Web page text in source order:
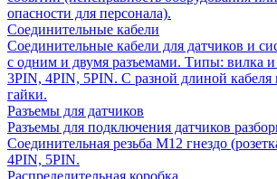
опасности для персонала).
Соединительные кабели
Соединительные кабели для датчиков и
с одним и двумя разъемами. Типы: вилка и
3PIN, 4PIN, 5PIN. С разной длиной кабеля
гайки.
Разъемы для датчиков
Разъемы для подключения датчиков
Соединительная резьба М12 гнездо
4PIN, 5PIN.